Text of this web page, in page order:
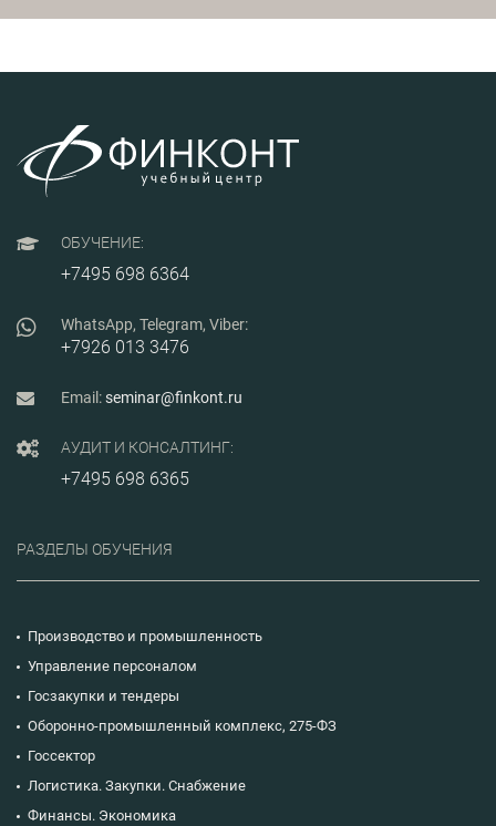
ОБУЧЕНИЕ:
+7495 698 6364
WhatsApp, Telegram, Viber:
+7926 013 3476
Email:seminar@finkont.ru
АУДИТ И КОНСАЛТИНГ:
+7495 698 6365
РАЗДЕЛЫ ОБУЧЕНИЯ
Производство и промышленность
Управление персоналом
Госзакупки и тендеры
Оборонно-промышленный комплекс, 275-ФЗ
Госсектор
Логистика. Закупки. Снабжение
Финансы. Экономика